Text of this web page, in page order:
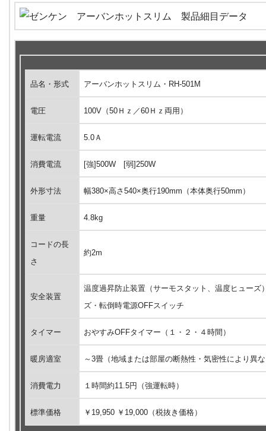
品名・形式 アーバンホットスリム・RH-501M
電圧 100V（50Ｈｚ／60Ｈｚ両用）
運転電流 5.0Ａ
消費電流 [強]500W [弱]250W
外形寸法 幅380×高さ540×奥行190mm（本体奥行50mm）
重量 4.8kg
コードの長
さ
約2m
安全装置
温度過昇防止装置（サーモスタット、温度ヒューズ
ズ・転倒時電源OFFスイッチ
タイマー おやすみOFFタイマー（１・２・４時間）
暖房適室 ～3畳（地域または部屋の断熱性・気密性により異
消費電力 １時間約11.5円（強運転時）
標準価格 ￥19,950 ￥19,000（税抜き価格）